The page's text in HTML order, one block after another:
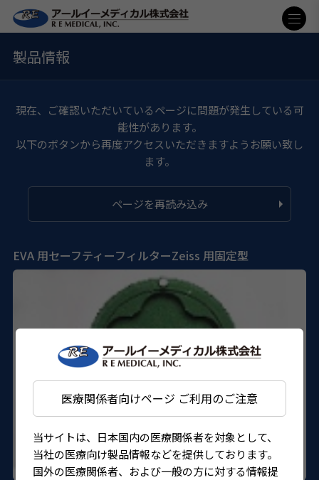
医療関係者向けページ ご利用のご注意
当サイトは、日本国内の医療関係者を対象として、
当社の医療向け製品情報などを提供しております。
国外の医療関係者、および一般の方に対する情報提
製品情報
現在、ご確認いただいているページに問題が発生している可
能性があります。
以下のボタンから再度アクセスいただきますようお願い致し
ます。
ページを再読み込み
EVA 用セーフティーフィルターZeiss 用固定型